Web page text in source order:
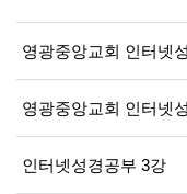
영광중앙교회 인터넷
영광중앙교회 인터넷
인터넷성경공부 3강